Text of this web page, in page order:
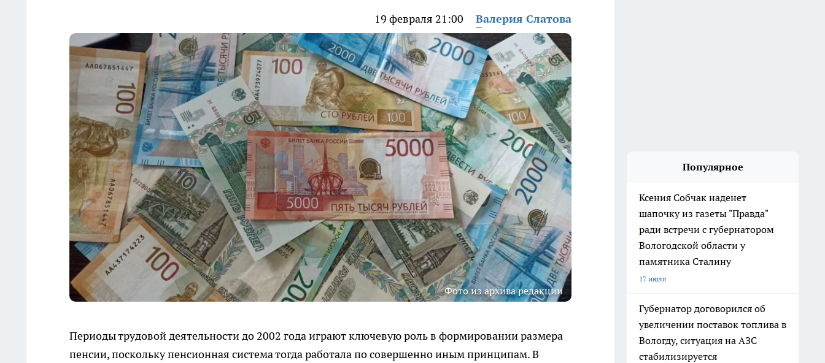
19 февраля 21:00 Валерия Слатова
Фото из архива редакции
Периоды трудовой деятельности до 2002 года играют ключевую роль в формировании размера
пенсии, поскольку пенсионная система тогда работала по совершенно иным принципам. В
Популярное
Ксения Собчак наденет
шапочку из газеты "Правда"
ради встречи с губернатором
Вологодской области у
памятника Сталину
17 июля
Губернатор договорился об
увеличении поставок топлива в
Вологду, ситуация на АЗС
стабилизируется